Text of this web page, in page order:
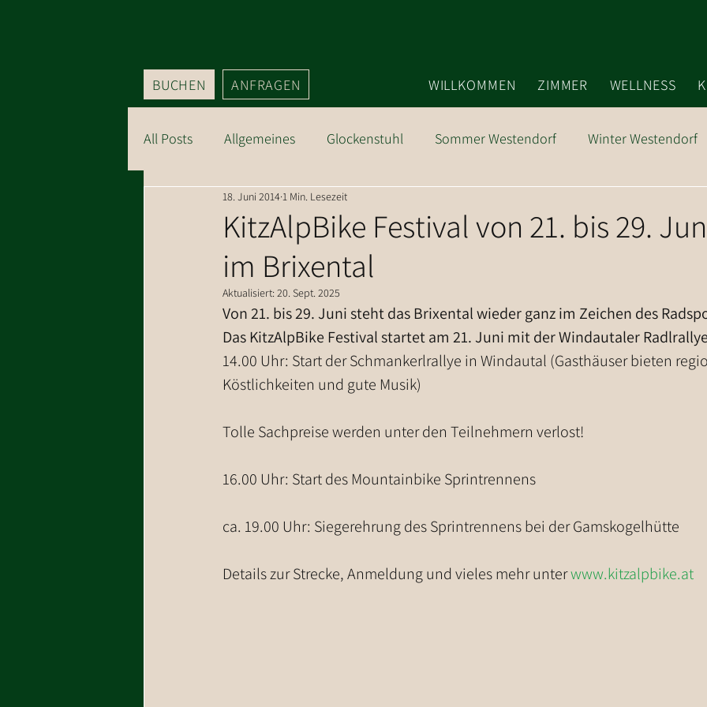
BUCHEN ANFRAGEN WILLKOMMEN ZIMMER WELLNESS
All Posts Allgemeines Glockenstuhl Sommer Westendorf Winter Westendorf
Sommer Kitzbüheler Alpen
KitzAlpBike Festival von 21. bis 29.
im Brixental
18. Juni 2014 1 Min. Lesezeit
Aktualisiert:20. Sept. 2025
Von 21. bis 29. Juni steht das Brixental wieder ganz im Zeichen des
Das KitzAlpBike Festival startet am 21. Juni mit der Windautaler
14.00 Uhr: Start der Schmankerlrallye in Windautal (Gasthäuser bieten
Köstlichkeiten und gute Musik)
Tolle Sachpreise werden unter den Teilnehmern verlost!
16.00 Uhr: Start des Mountainbike Sprintrennens
ca. 19.00 Uhr: Siegerehrung des Sprintrennens bei der Gamskogelhütte
Details zur Strecke, Anmeldung und vieles mehr unter www.kitzalpbike.at